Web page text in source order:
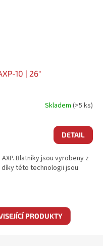
10 | 26"
Skladem (>5 ks)
DETAIL
Blatníky jsou vyrobeny z
této technologii jsou
PRODUKTY